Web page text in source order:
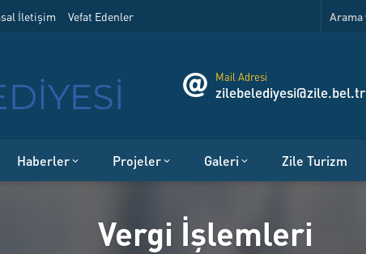
İletişim Vefat Edenler
Mail Adresi
zilebelediyesi@zile.bel.tr
Haberler Projeler Galeri Zile Turizm
Vergi İşlemleri